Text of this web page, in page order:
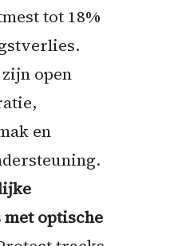
tot 18%
open
en
optische